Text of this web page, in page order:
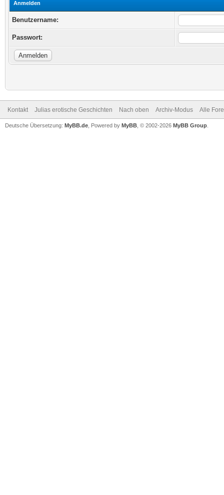
Anmelden
Benutzername:
Passwort:
Kontakt Julias erotische Geschichten Nach oben Archiv-Modus Alle
Deutsche Übersetzung: MyBB.de , Powered by MyBB , © 2002-2026 MyBB Group